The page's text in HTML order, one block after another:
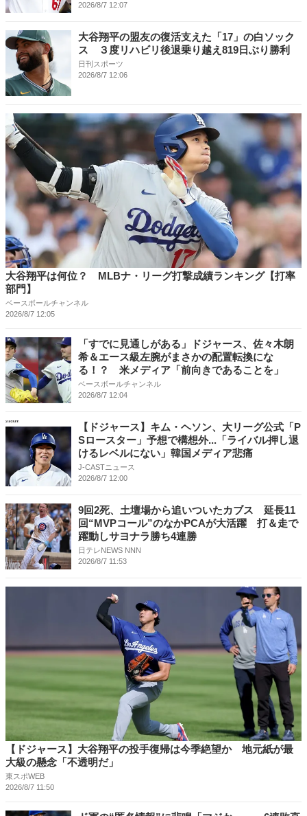
2026/8/7 12:07
大谷翔平の盟友の復活支えた「17」の白ソック
ス ３度リハビリ後退乗り越え819日ぶり勝利
日刊スポーツ
2026/8/7 12:06
大谷翔平は何位？ MLBナ・リーグ打撃成績ランキング【打率
部門】
ベースボールチャンネル
2026/8/7 12:05
「すでに見通しがある」ドジャース、佐々木朗
希＆エース級左腕がまさかの配置転換にな
る！？ 米メディア「前向きであることを」
ベースボールチャンネル
2026/8/7 12:04
【ドジャース】キム・ヘソン、大リーグ公式「P
Sロースター」予想で構想外...「ライバル押し退
けるレベルにない」韓国メディア悲痛
J-CASTニュース
2026/8/7 12:00
9回2死、土壇場から追いついたカブス 延長11
回“MVPコール”のなかPCAが大活躍 打＆走で
躍動しサヨナラ勝ち4連勝
日テレNEWS NNN
2026/8/7 11:53
【ドジャース】大谷翔平の投手復帰は今季絶望か 地元紙が最
大級の懸念「不透明だ」
東スポWEB
2026/8/7 11:50